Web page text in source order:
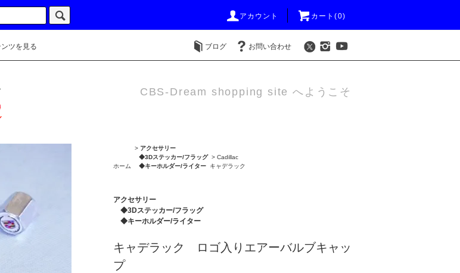
アカウント カート(0)
ツを見る ブログ お問い合わせ
CBS-Dream shopping site へようこそ
ホーム
> アクセサリー
◆3Dステッカー/フラッグ
◆キーホルダー/ライター
> Cadillac
キャデラック
アクセサリー
◆3Dステッカー/フラッグ
◆キーホルダー/ライター
キャデラック ロゴ入りエアーバルブキャッ
プ